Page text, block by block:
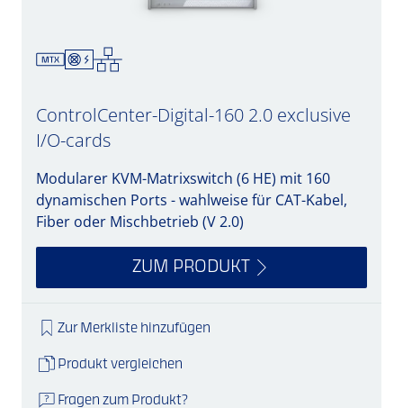
ControlCenter-Digital-160 2.0 exclusive
I/O-cards
Modularer KVM-Matrixswitch (6 HE) mit 160
dynamischen Ports - wahlweise für CAT-Kabel,
Fiber oder Mischbetrieb (V 2.0)
ZUM PRODUKT
Zur Merkliste hinzufügen
Produkt vergleichen
Fragen zum Produkt?